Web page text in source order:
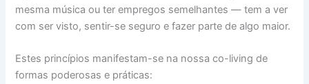
mesma música ou ter empregos semelhantes — tem a ver
com ser visto, sentir-se seguro e fazer parte de algo maior.
Estes princípios manifestam-se na nossa co-living de
formas poderosas e práticas: